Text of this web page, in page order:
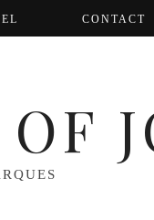
CONTACT